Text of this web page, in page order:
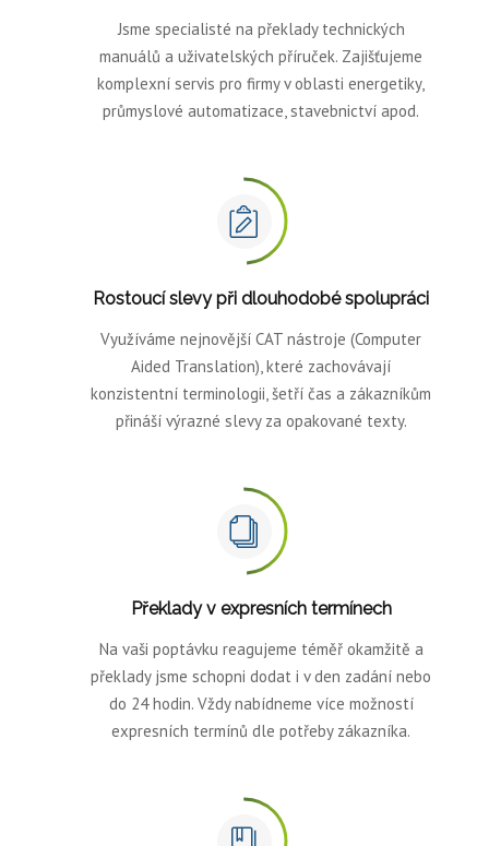
Jsme specialisté na překlady technických
manuálů a uživatelských příruček. Zajišťujeme
komplexní servis pro firmy v oblasti energetiky,
průmyslové automatizace, stavebnictví apod.
Rostoucí slevy při dlouhodobé spolupráci
Využíváme nejnovější CAT nástroje (Computer
Aided Translation), které zachovávají
konzistentní terminologii, šetří čas a zákazníkům
přináší výrazné slevy za opakované texty.
Překlady v expresních termínech
Na vaši poptávku reagujeme téměř okamžitě a
překlady jsme schopni dodat i v den zadání nebo
do 24 hodin. Vždy nabídneme více možností
expresních termínů dle potřeby zákazníka.